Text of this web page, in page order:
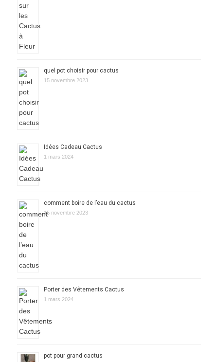
quel pot choisir pour cactus
15 novembre 2023
Idées Cadeau Cactus
1 mars 2024
comment boire de l’eau du cactus
15 novembre 2023
Porter des Vêtements Cactus
1 mars 2024
pot pour grand cactus